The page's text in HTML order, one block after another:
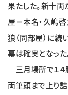
学生社会
特集・企画
イベント
果たした。新十
屋＝本名・久嶋啓
狼（同部屋）に続
幕は確実となった
三月場所で１４
両筆頭まで上り